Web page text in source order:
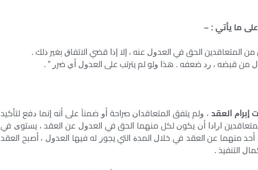
ﺇﺑﺮﺍﻡ ﺍﻟﻌﻘﺪ، ﻭﻟﻢ ﻳﺘﻔﻖ ﺍﻟﻤﺘﻌﺎﻗﺪﺍﻥ ﺻﺮﺍﺣﺔ ﺃﻭ ﺿﻤﻨﺎً ﻋﻠﻰ ﺃﻧﻪ ﺇﻧﻤﺎ ﺩﻓﻊ ﻟﺘﺄﻛﻴﺪ
ﺍﺭﺍﺩﺍ ﺃﻥ ﻳﻜﻮﻥ ﻟﻜﻞ ﻣﻨﻬﻤﺎ ﺍﻟﺤﻖ ﻓﻲ ﺍﻟﻌﺪﻭﻝ ﻋﻦ ﺍﻟﻌﻘﺪ ، ﻳﺴﺘﻮﻯ ﻓﻲ
ﺃﺣﺪ ﻣﻨﻬﻤﺎ ﻋﻦ ﺍﻟﻌﻘﺪ ﻓﻲ ﺧﻼﻝ ﺍﻟﻤﺪﺓ ﺍﻟﺘﻲ ﻳﺠﻮﺯ ﻟﻪ ﻓﻴﻬﺎ ﺍﻟﻌﺪﻭﻝ ، ﺃﺻﺒﺢ ﺍﻟﻌﻘﺪ
ﺍﻟﺘﻨﻔﻴﺬ .